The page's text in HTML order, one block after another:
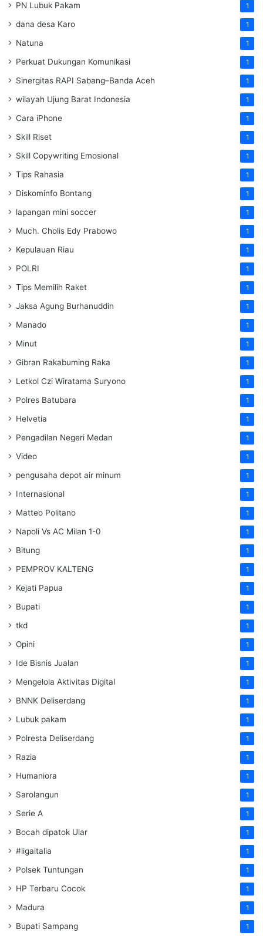
PN Lubuk Pakam 1
dana desa Karo 1
Natuna 1
Perkuat Dukungan Komunikasi 1
Sinergitas RAPI Sabang–Banda Aceh 1
wilayah Ujung Barat Indonesia 1
Cara iPhone 1
Skill Riset 1
Skill Copywriting Emosional 1
Tips Rahasia 1
Diskominfo Bontang 1
lapangan mini soccer 1
Much. Cholis Edy Prabowo 1
Kepulauan Riau 1
POLRI 1
Tips Memilih Raket 1
Jaksa Agung Burhanuddin 1
Manado 1
Minut 1
Gibran Rakabuming Raka 1
Letkol Czi Wiratama Suryono 1
Polres Batubara 1
Helvetia 1
Pengadilan Negeri Medan 1
Video 1
pengusaha depot air minum 1
Internasional 1
Matteo Politano 1
Napoli Vs AC Milan 1-0 1
Bitung 1
PEMPROV KALTENG 1
Kejati Papua 1
Bupati 1
tkd 1
Opini 1
Ide Bisnis Jualan 1
Mengelola Aktivitas Digital 1
BNNK Deliserdang 1
Lubuk pakam 1
Polresta Deliserdang 1
Razia 1
Humaniora 1
Sarolangun 1
Serie A 1
Bocah dipatok Ular 1
#ligaitalia 1
Polsek Tuntungan 1
HP Terbaru Cocok 1
Madura 1
Bupati Sampang 1